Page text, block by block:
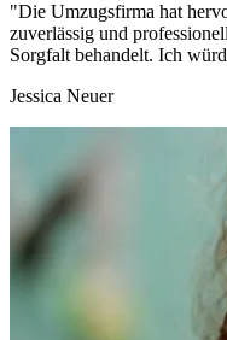
"Die Umzugsfirma hat
zuverlässig und
Sorgfalt behandelt. Ich
Jessica Neuer